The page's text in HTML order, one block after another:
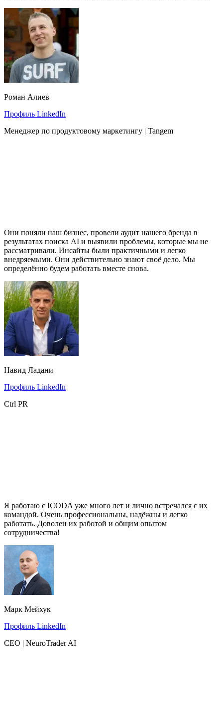
Роман Алиев
Профиль LinkedIn
Менеджер по продуктовому маркетингу | Tangem
Они поняли наш бизнес, провели аудит нашего бренда в
результатах поиска AI и выявили проблемы, которые мы не
рассматривали. Инсайты были практичными и легко
внедряемыми. Они действительно знают своё дело. Мы
определённо будем работать вместе снова.
Навид Ладани
Профиль LinkedIn
Ctrl PR
Я работаю с ICODA уже много лет и лично встречался с их
командой. Очень профессиональны, надёжны и легко
работать. Доволен их работой и общим опытом
сотрудничества!
Марк Мейхук
Профиль LinkedIn
CEO | NeuroTrader AI